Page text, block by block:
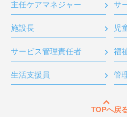
主任ケアマネジャー サ
施設長 児
サービス管理責任者 福
生活支援員 管
TOPへ戻